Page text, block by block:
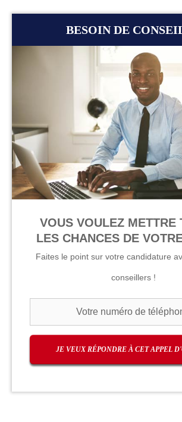
BESOIN DE
VOUS VOULEZ METTRE
LES CHANCES DE
Faites le point sur votre candidature
conseillers !